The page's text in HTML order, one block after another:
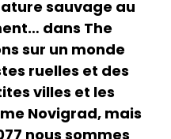
sauvage au
dans The
sur un monde
ruelles et des
villes et les
Novigrad, mais
nous sommes